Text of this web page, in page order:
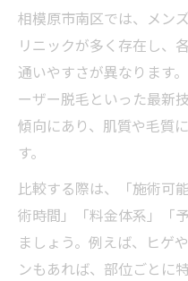
脱毛後の時短
自己処理と脱
ムダ毛処理の
IPLやレーザー脱
自分に合う脱
施術時間や回
最新機器によ
相模原市南区では、メン
リニックが多く存在し、
通いやすさが異なります
ーザー脱毛といった最新
傾向にあり、肌質や毛質
す。
比較する際は、「施術可
術時間」「料金体系」「
ましょう。例えば、ヒゲ
ンもあれば、部位ごとに